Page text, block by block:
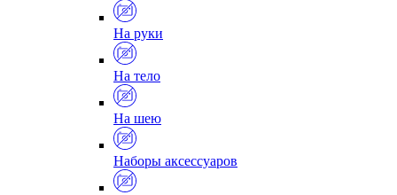
На руки
На тело
На шею
Наборы аксессуаров